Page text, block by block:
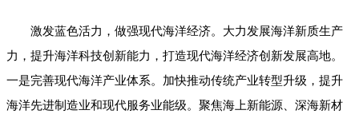
激发蓝色活力，做强现代海洋经济。大力发展海洋新质生产
力，提升海洋科技创新能力，打造现代海洋经济创新发展高地。
一是完善现代海洋产业体系。加快推动传统产业转型升级，提升
海洋先进制造业和现代服务业能级。聚焦海上新能源、深海新材